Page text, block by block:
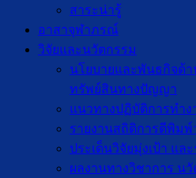
สาระน่ารู้
อาสาจุฬาภรณ์
วิจัยและนวัตกรรม
นโยบายและพันธกิจด้
ทรัพย์สินทางปัญญา
แนวทางปฏิบัติการทำ
รายงานสถิติการตีพิมพ์
ประเด็นวิจัยมุ่งเป้า แล
ผลงานทางวิชาการ น